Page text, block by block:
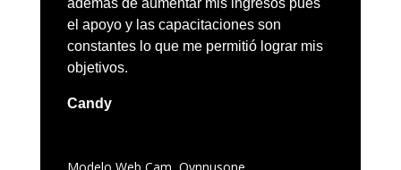
el apoyo y las capacitaciones son
constantes lo que me permitió lograr mis
objetivos.
Candy